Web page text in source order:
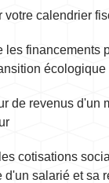
votre calendrier
les financements
de revenus d'un
cotisations
d'un salarié et sa